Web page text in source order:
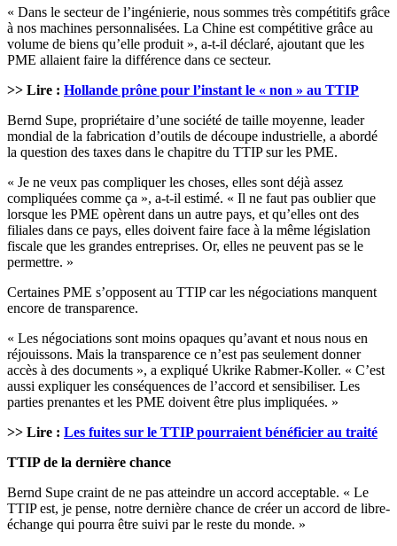
« Dans le secteur de l’ingénierie, nous sommes très compétitifs grâce
à nos machines personnalisées. La Chine est compétitive grâce au
volume de biens qu’elle produit », a-t-il déclaré, ajoutant que les
PME allaient faire la différence dans ce secteur.
>> Lire : Hollande prône pour l’instant le « non » au TTIP
Bernd Supe, propriétaire d’une société de taille moyenne, leader
mondial de la fabrication d’outils de découpe industrielle, a abordé
la question des taxes dans le chapitre du TTIP sur les PME.
« Je ne veux pas compliquer les choses, elles sont déjà assez
compliquées comme ça », a-t-il estimé. « Il ne faut pas oublier que
lorsque les PME opèrent dans un autre pays, et qu’elles ont des
filiales dans ce pays, elles doivent faire face à la même législation
fiscale que les grandes entreprises. Or, elles ne peuvent pas se le
permettre. »
Certaines PME s’opposent au TTIP car les négociations manquent
encore de transparence.
« Les négociations sont moins opaques qu’avant et nous nous en
réjouissons. Mais la transparence ce n’est pas seulement donner
accès à des documents », a expliqué Ukrike Rabmer-Koller. « C’est
aussi expliquer les conséquences de l’accord et sensibiliser. Les
parties prenantes et les PME doivent être plus impliquées. »
>> Lire : Les fuites sur le TTIP pourraient bénéficier au traité
TTIP de la dernière chance
Bernd Supe craint de ne pas atteindre un accord acceptable. « Le
TTIP est, je pense, notre dernière chance de créer un accord de libre-
échange qui pourra être suivi par le reste du monde. »